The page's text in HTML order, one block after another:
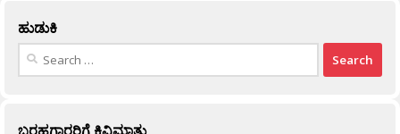
ಹುಡುಕಿ
Search